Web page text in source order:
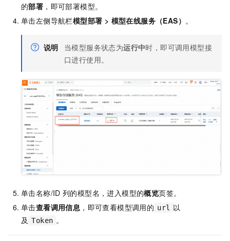
的部署 ，即可部署模型。
单击左侧导航栏模型部署 > 模型在线服务（EAS） 。
说明 当模型服务状态为运行中时，即可调用模型接
口进行使用。
单击名称/ID 列的模型名，进入模型的概览页签。
单击查看调用信息 ，即可查看模型调用的 url
以
及 Token 。